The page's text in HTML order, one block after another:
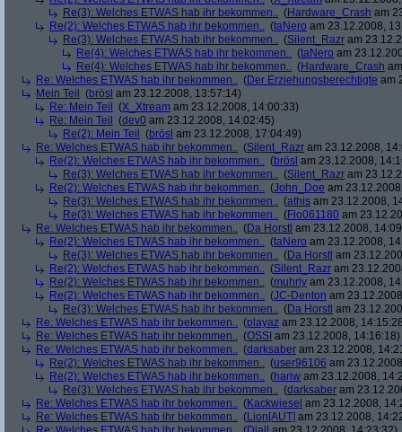
Re(3): Welches ETWAS hab ihr bekommen.. (Hardware_Crash am
Re(2): Welches ETWAS hab ihr bekommen.. (taNero am 23.12.2008,
Re(3): Welches ETWAS hab ihr bekommen.. (Silent_Razr am
Re(4): Welches ETWAS hab ihr bekommen.. (taNero am
Re(4): Welches ETWAS hab ihr bekommen.. (Hardware_Crash
Re: Welches ETWAS hab ihr bekommen.. (Der Erziehungsberechtigte am
Mein Teil
(brösl am 23.12.2008, 13:57:14)
Re: Mein Teil
(X_Xtream am 23.12.2008, 14:00:33)
Re: Mein Teil
(dev0 am 23.12.2008, 14:02:45)
Re(2): Mein Teil
(brösl am 23.12.2008, 17:04:49)
Re: Welches ETWAS hab ihr bekommen.. (Silent_Razr am 23.12.2008,
Re(2): Welches ETWAS hab ihr bekommen.. (brösl am 23.12.2008,
Re(3): Welches ETWAS hab ihr bekommen.. (Silent_Razr am
Re(2): Welches ETWAS hab ihr bekommen.. (John_Doe am
Re(3): Welches ETWAS hab ihr bekommen.. (athis am 23.12.2008,
Re(3): Welches ETWAS hab ihr bekommen.. (Flo061180 am
Re: Welches ETWAS hab ihr bekommen.. (Da Horstl am 23.12.2008,
Re(2): Welches ETWAS hab ihr bekommen.. (taNero am 23.12.2008,
Re(3): Welches ETWAS hab ihr bekommen.. (Da Horstl am
Re(2): Welches ETWAS hab ihr bekommen.. (Silent_Razr am
Re(2): Welches ETWAS hab ihr bekommen.. (muhrly am 23.12.2008,
Re(2): Welches ETWAS hab ihr bekommen.. (JC-Denton am
Re(3): Welches ETWAS hab ihr bekommen.. (Da Horstl am
Re: Welches ETWAS hab ihr bekommen.. (playaz am 23.12.2008,
Re: Welches ETWAS hab ihr bekommen.. (OSSI am 23.12.2008, 14:16:18)
Re: Welches ETWAS hab ihr bekommen.. (darksaber am 23.12.2008,
Re(2): Welches ETWAS hab ihr bekommen.. (user96106 am
Re(2): Welches ETWAS hab ihr bekommen.. (hariw am 23.12.2008,
Re(3): Welches ETWAS hab ihr bekommen.. (darksaber am
Re: Welches ETWAS hab ihr bekommen.. (Kackwiesel am 23.12.2008,
Re: Welches ETWAS hab ihr bekommen.. (Lion[AUT] am 23.12.2008,